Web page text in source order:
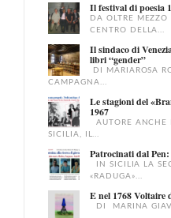
Il festival di poesia
DA OLTRE MEZZO
CENTRO DELLA...
Il sindaco di
libri “gender”
DI MARIAROSA
CAMPAGNA...
Le stagioni del
1967
AUTORE ANCHE
SICILIA, IL...
Patrocinati dal
IN SICILIA LA
«RADUGA»...
E nel 1768 Voltaire
DI MARINA